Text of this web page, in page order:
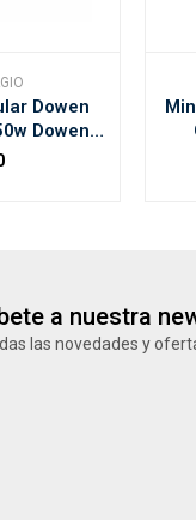
Dowen
Dowen
a nuestra
las novedades y